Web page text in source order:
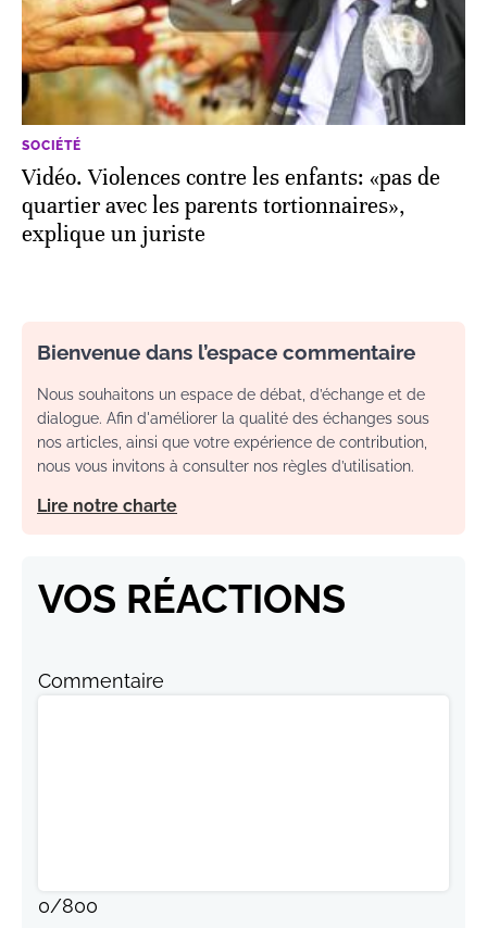
SOCIÉTÉ
Vidéo. Violences contre les enfants: «pas de
quartier avec les parents tortionnaires»,
explique un juriste
Bienvenue dans l’espace commentaire
Nous souhaitons un espace de débat, d’échange et de
dialogue. Afin d'améliorer la qualité des échanges sous
nos articles, ainsi que votre expérience de contribution,
nous vous invitons à consulter nos règles d’utilisation.
Lire notre charte
VOS RÉACTIONS
Commentaire
0/800